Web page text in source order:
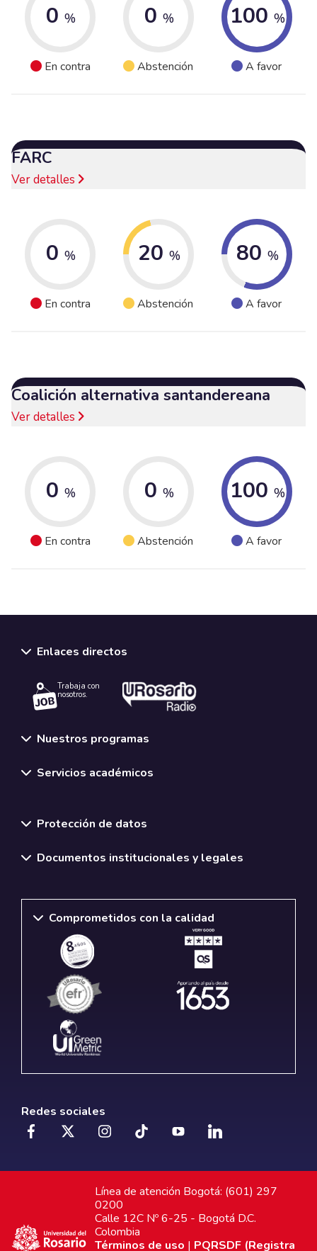
0 %
En contra
0 %
Abstención
100 %
A favor
FARC
Ver detalles
0 %
En contra
20 %
Abstención
80 %
A favor
Coalición alternativa santandereana
Ver detalles
0 %
En contra
0 %
Abstención
100 %
A favor
Enlaces directos
Trabaja con
nosotros.
Nuestros programas
Servicios académicos
Protección de datos
Documentos institucionales y legales
Comprometidos con la calidad
Redes sociales
Línea de atención Bogotá: (601) 297
0200
Calle 12C Nº 6-25 - Bogotá D.C.
Colombia
Términos de uso | PQRSDF (Registra